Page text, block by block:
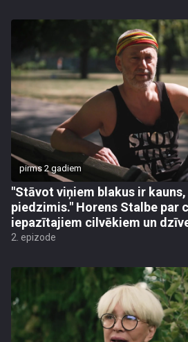
pirms 2 gadiem
"Stāvot viņiem blakus ir
piedzimis." Horens Stalbe par
iepazītajiem cilvēkiem un
2. epizode